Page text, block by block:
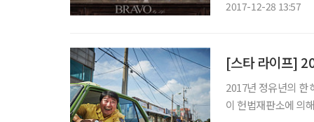
2017-12-28 13:57
[스타 라이프]
2017년 정유년의 한
이 헌법재판소에 의